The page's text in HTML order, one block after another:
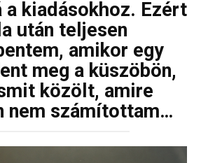
a kiadásokhoz. Ezért
után teljesen
amikor egy
meg a küszöbön,
közölt, amire
nem számítottam…